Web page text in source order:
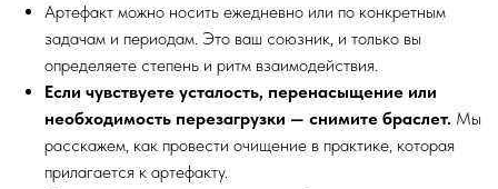
Артефакт можно носить ежедневно или по конкретным
задачам и периодам. Это ваш союзник, и только вы
определяете степень и ритм взаимодействия.
Если чувствуете усталость, перенасыщение или
необходимость перезагрузки — снимите браслет. Мы
расскажем, как провести очищение в практике, которая
прилагается к артефакту.